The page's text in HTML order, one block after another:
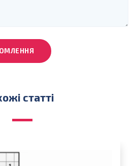
статті